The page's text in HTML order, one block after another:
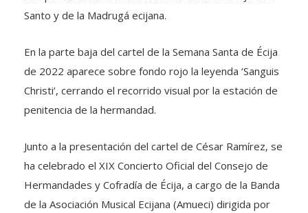
Santo y de la Madrugá ecijana.
En la parte baja del cartel de la Semana Santa de Écija
de 2022 aparece sobre fondo rojo la leyenda ‘Sanguis
Christi’, cerrando el recorrido visual por la estación de
penitencia de la hermandad.
Junto a la presentación del cartel de César Ramírez, se
ha celebrado el XIX Concierto Oficial del Consejo de
Hermandades y Cofradía de Écija, a cargo de la Banda
de la Asociación Musical Ecijana (Amueci) dirigida por